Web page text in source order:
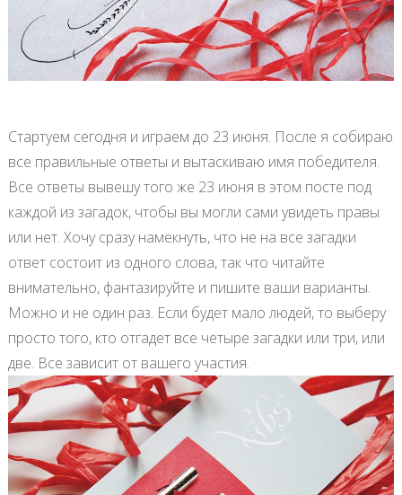
Стартуем сегодня и играем до 23 июня. После я собираю
все правильные ответы и вытаскиваю имя победителя.
Все ответы вывешу того же 23 июня в этом посте под
каждой из загадок, чтобы вы могли сами увидеть правы
или нет. Хочу сразу намекнуть, что не на все загадки
ответ состоит из одного слова, так что читайте
внимательно, фантазируйте и пишите ваши варианты.
Можно и не один раз. Если будет мало людей, то выберу
просто того, кто отгадет все четыре загадки или три, или
две. Все зависит от вашего участия.